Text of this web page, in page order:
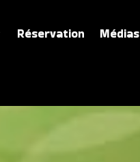
Réservation Médias